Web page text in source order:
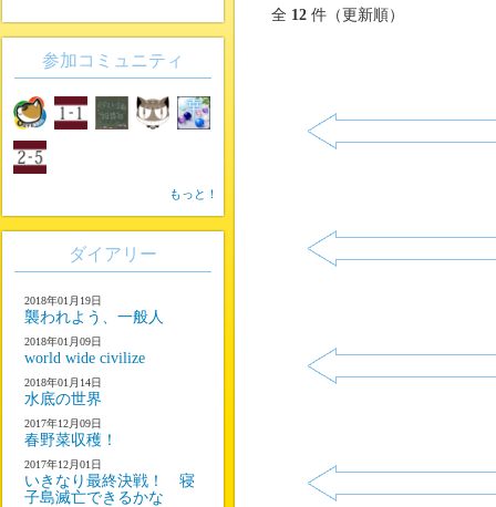
全 12 件（更新順）
参加コミュニティ
もっと！
ダイアリー
2018年01月19日
襲われよう、一般人
2018年01月09日
world wide civilize
2018年01月14日
水底の世界
2017年12月09日
春野菜収穫！
2017年12月01日
いきなり最終決戦！ 寝
子島滅亡できるかな